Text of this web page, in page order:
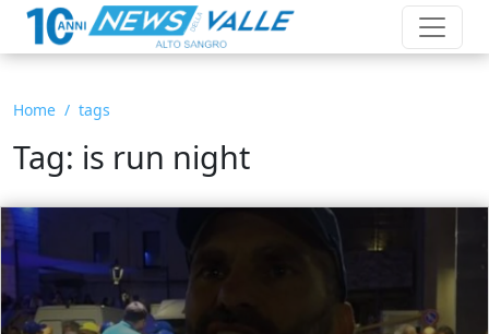
Home tags
Tag: is run night